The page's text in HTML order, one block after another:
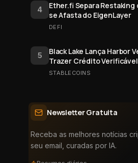
4
Ether.fi Separa Restaking
se Afasta do EigenLayer
DEFI
5
Black Lake Lança Harbor
Trazer Crédito
Onchain
STABLECOINS
Newsletter Gratuita
Receba as melhores notícias
seu email, curadas por IA.